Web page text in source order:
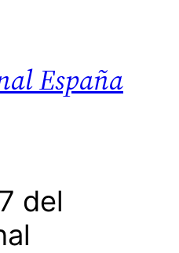
España
del